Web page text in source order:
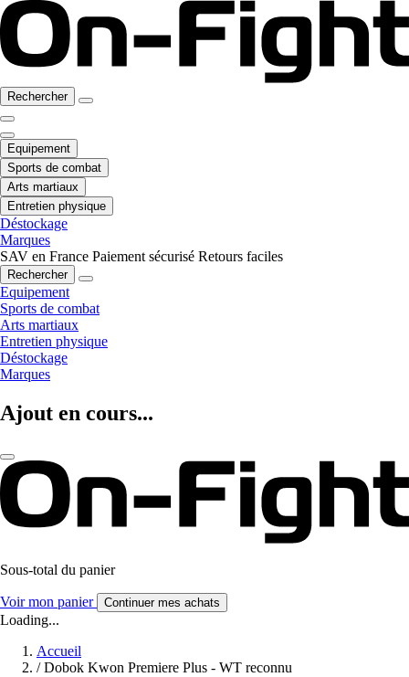
Rechercher
Equipement
Sports de combat
Arts martiaux
Entretien physique
Déstockage
Marques
SAV en France Paiement sécurisé Retours faciles
Rechercher
Equipement
Sports de combat
Arts martiaux
Entretien physique
Déstockage
Marques
Ajout en cours...
Sous-total du panier
Voir mon panier Continuer mes achats
Loading...
Accueil
/ Dobok Kwon Premiere Plus - WT reconnu